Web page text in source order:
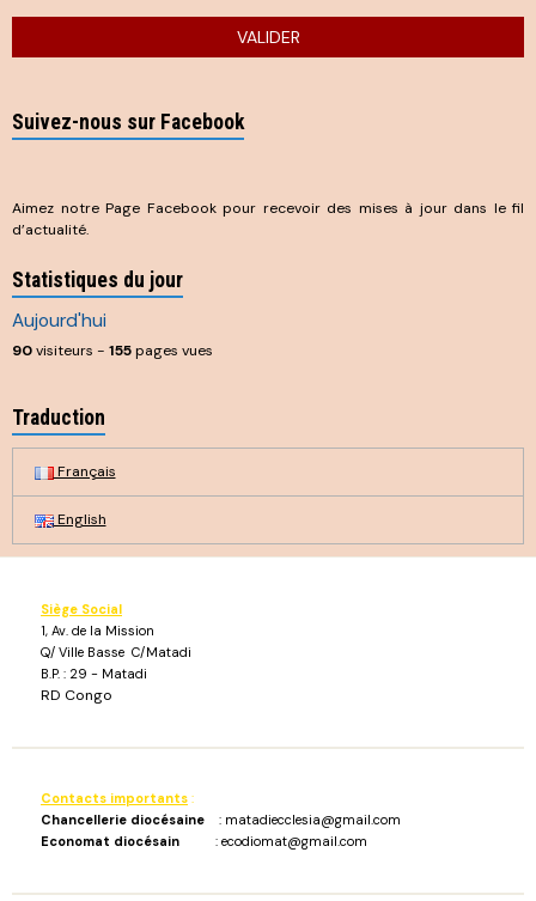
VALIDER
Suivez-nous sur Facebook
Aimez notre Page Facebook pour recevoir des mises à jour dans le fil
d’actualité.
Statistiques du jour
Aujourd'hui
90visiteurs - 155pages vues
Traduction
Français
English
Siège Social
1, Av. de la Mission
Q/ Ville Basse C/Matadi
B.P. : 29 - Matadi
RD Congo
Contacts importants :
Chancellerie diocésaine : matadiecclesia@gmail.com
Economat diocésain : ecodiomat@gmail.com